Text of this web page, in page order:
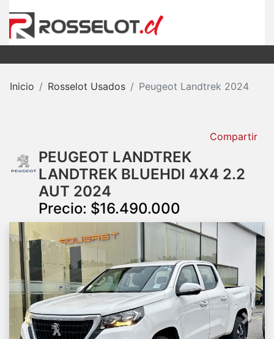
Inicio Rosselot Usados Peugeot Landtrek 2024
Compartir
PEUGEOT LANDTREK
LANDTREK BLUEHDI 4X4 2.2
AUT 2024
Precio: $16.490.000
Previous Next